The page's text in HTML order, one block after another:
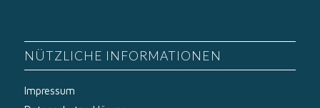
NÜTZLICHE INFORMATIONEN
Impressum